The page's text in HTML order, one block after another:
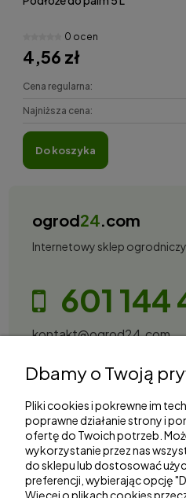
0 ocen
4,56 zł
Cena regularna:
Najniższa cena:
do koszyka
ogrod24.com
Internetowy sklep ogrodniczy
601 144
kontakt@ogrod24.com
Gorzowska 27, 66-530
Zakupy
Informacje
Dbamy o Twoją
Pliki cookies i pokrewne im
poprawne działanie strony i
ofertę do Twoich potrzeb.
wykorzystanie przez nas
do sklepu lub dostosować
preferencji, wybierając opcję
Więcej o plikach cookies